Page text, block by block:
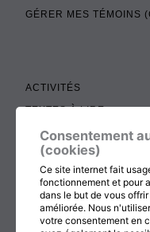
GÉRER MES TÉMOINS
ACTIVITÉS
TEXTES À LIRE
ADMINISTRATION
BOUTIQUE
COTISATION,
DON
CONTACTEZ-NOUS
Consentement
(cookies)
Ce site internet fait
fonctionnement et pour
dans le but de vous
améliorée. Nous
votre consentement en